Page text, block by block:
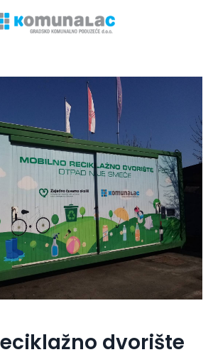
dvorište